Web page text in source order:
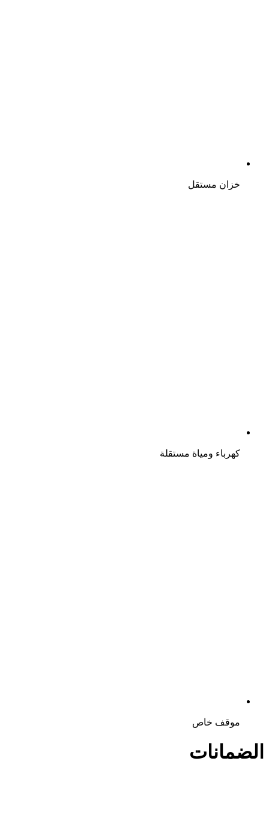
خزان مستقل
كهرباء ومياة مستقلة
موقف خاص
الضمانات